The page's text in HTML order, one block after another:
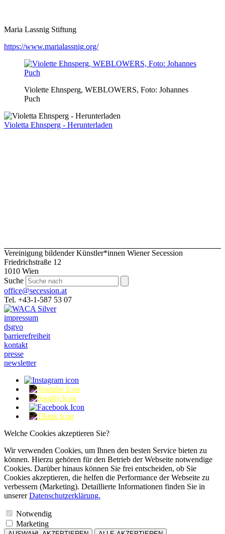
Maria Lassnig Stiftung
https://www.marialassnig.org/
Violette Ehnsperg, WEBLOWERS, Foto: Johannes
Puch
Violetta Ehnsperg - Herunterladen
Vereinigung bildender Künstler*innen Wiener Secession
Friedrichstraße 12
1010 Wien
Suche
office@secession.at
Tel. +43-1-587 53 07
impressum
dsgvo
barrierefreiheit
kontakt
presse
newsletter
Welche Cookies akzeptieren Sie?
Wir verwenden Cookies, um Ihnen den besten Service bieten zu
können. Hierzu gehören für den Betrieb der Webseite notwendige
Cookies. Darüber hinaus können Sie frei entscheiden, ob Sie
Cookies akzeptieren, die helfen die Performance der Webseite zu
verbessern (Marketing). Detaillierte Informationen finden Sie in
unsererDatenschutzerklärung.
Notwendig
Marketing